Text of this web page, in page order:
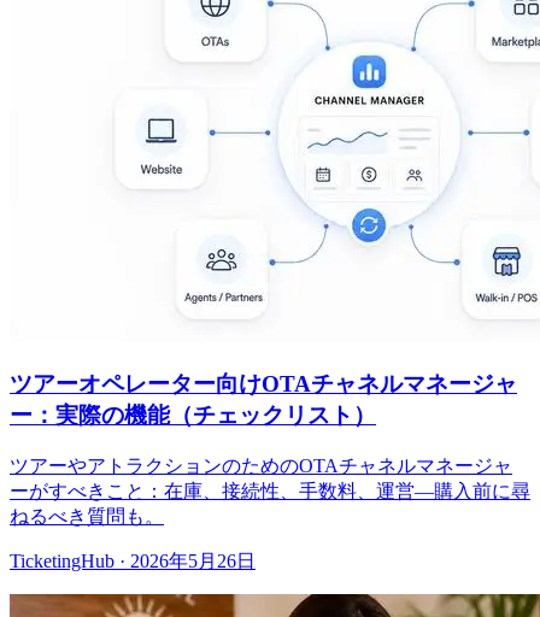
ツアーオペレーター向けOTAチャネルマネージャ
ー：実際の機能（チェックリスト）
ツアーやアトラクションのためのOTAチャネルマネージャ
ーがすべきこと：在庫、接続性、手数料、運営—購入前に尋
ねるべき質問も。
TicketingHub · 2026年5月26日